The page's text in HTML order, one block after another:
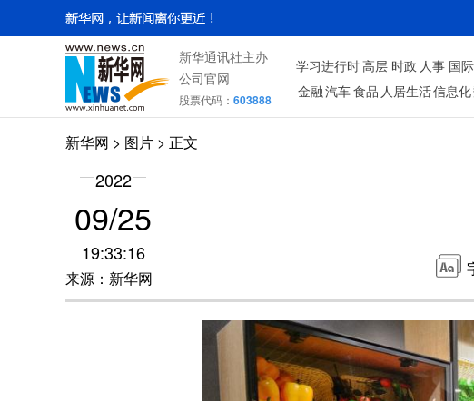
新华通讯社主办
公司官网
股票代码： 603888
学习进行时高层 时政 人事 国际
金融汽车食品 人居生活信息化
新华网 > 图片 > 正文
2022
09/25
19:33:16
来源：新华网